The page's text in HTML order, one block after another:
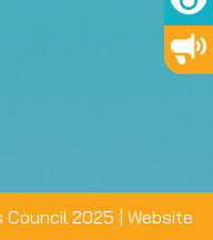
Council 2025 | Website